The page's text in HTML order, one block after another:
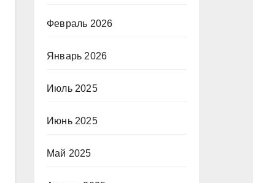
Февраль 2026
Январь 2026
Июль 2025
Июнь 2025
Май 2025